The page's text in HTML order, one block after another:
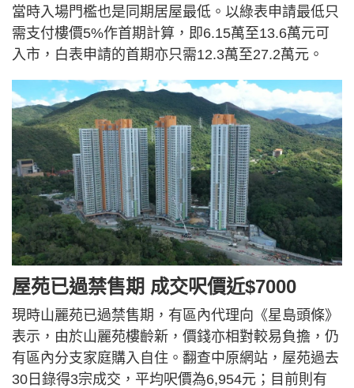
當時入場門檻也是同期居屋最低。以綠表申請最低只
需支付樓價5%作首期計算，即6.15萬至13.6萬元可
入市，白表申請的首期亦只需12.3萬至27.2萬元。
屋苑已過禁售期 成交呎價近$7000
現時山麗苑已過禁售期，有區內代理向《星島頭條》
表示，由於山麗苑樓齡新，價錢亦相對較易負擔，仍
有區內分支家庭購入自住。翻查中原網站，屋苑過去
30日錄得3宗成交，平均呎價為6,954元；目前則有